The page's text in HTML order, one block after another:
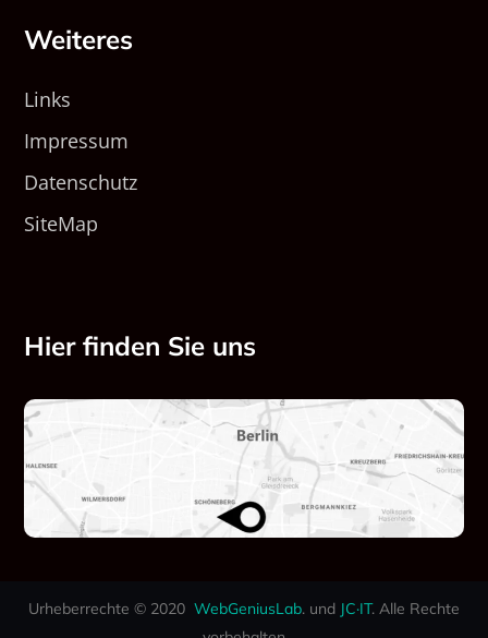
Weiteres
Links
Impressum
Datenschutz
SiteMap
Hier finden Sie uns
Urheberrechte © 2020 WebGeniusLab. und JC·IT. Alle Rechte